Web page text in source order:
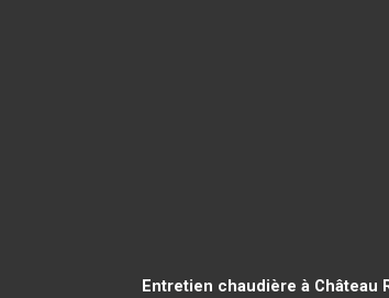
Entretien chaudière à Château